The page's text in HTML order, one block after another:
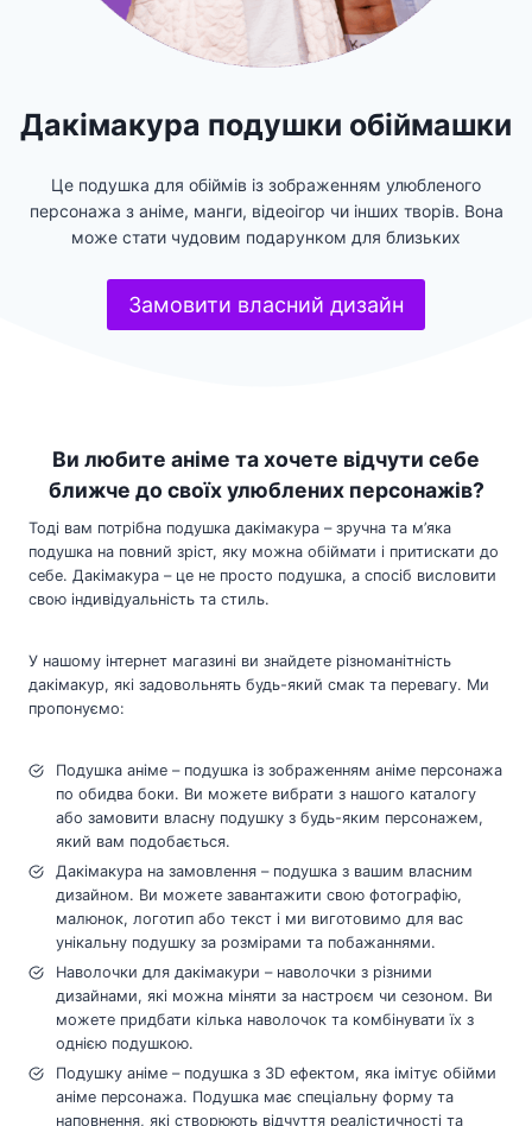
Дакімакура подушки обіймашки
Це подушка для обіймів із зображенням улюбленого
персонажа з аніме, манги, відеоігор чи інших творів. Вона
може стати чудовим подарунком для близьких
Замовити власний дизайн
Ви любите аніме та хочете відчути себе
ближче до своїх улюблених персонажів?
Тоді вам потрібна подушка дакімакура – зручна та м’яка
подушка на повний зріст, яку можна обіймати і притискати до
себе. Дакімакура – це не просто подушка, а спосіб висловити
свою індивідуальність та стиль.
У нашому інтернет магазині ви знайдете різноманітність
дакімакур, які задовольнять будь-який смак та перевагу. Ми
пропонуємо:
Подушка аніме – подушка із зображенням аніме персонажа
по обидва боки. Ви можете вибрати з нашого каталогу
або замовити власну подушку з будь-яким персонажем,
який вам подобається.
Дакімакура на замовлення – подушка з вашим власним
дизайном. Ви можете завантажити свою фотографію,
малюнок, логотип або текст і ми виготовимо для вас
унікальну подушку за розмірами та побажаннями.
Наволочки для дакімакури – наволочки з різними
дизайнами, які можна міняти за настроєм чи сезоном. Ви
можете придбати кілька наволочок та комбінувати їх з
однією подушкою.
Подушку аніме – подушка з 3D ефектом, яка імітує обійми
аніме персонажа. Подушка має спеціальну форму та
наповнення, які створюють відчуття реалістичності та